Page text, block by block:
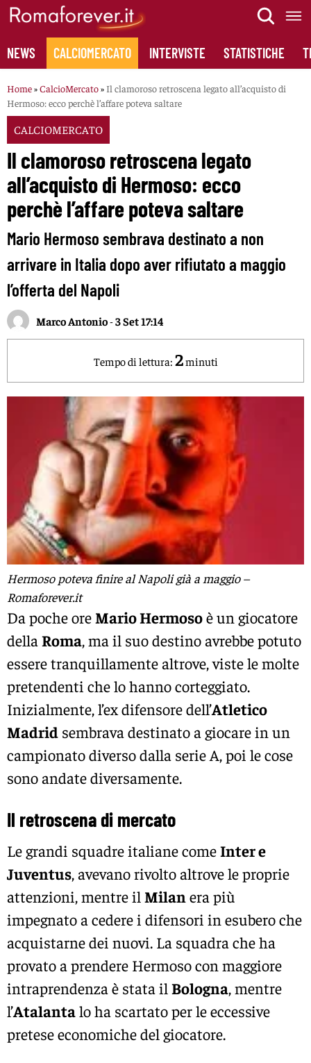
Skip
content
NEWS CALCIOMERCATO INTERVISTE STATISTICHE
Home»CalcioMercato» Il clamoroso retroscena legato all’acquisto di
Hermoso: ecco perchè l’affare poteva saltare
CALCIOMERCATO
Il clamoroso retroscena legato
all’acquisto di Hermoso: ecco
perchè l’affare poteva saltare
Mario Hermoso sembrava destinato a non
arrivare in Italia dopo aver rifiutato a maggio
l’offerta del Napoli
Marco Antonio-3 Set 17:14
Tempo di lettura: 2minuti
Hermoso poteva finire al Napoli già a maggio –
Romaforever.it
Da poche ore Mario Hermosoè un giocatore
della Roma, ma il suo destino avrebbe potuto
essere tranquillamente altrove, viste le molte
pretendenti che lo hanno corteggiato.
Inizialmente, l’ex difensore dell’Atletico
Madrid sembrava destinato a giocare in un
campionato diverso dalla serie A, poi le cose
sono andate diversamente.
Il retroscena di mercato
Le grandi squadre italiane comeInter e
Juventus, avevano rivolto altrove le proprie
attenzioni, mentre il Milanera più
impegnato a cedere i difensori in esubero che
acquistarne dei nuovi. La squadra che ha
provato a prendere Hermoso con maggiore
intraprendenza è stata il Bologna, mentre
l’Atalantalo ha scartato per le eccessive
pretese economiche del giocatore.